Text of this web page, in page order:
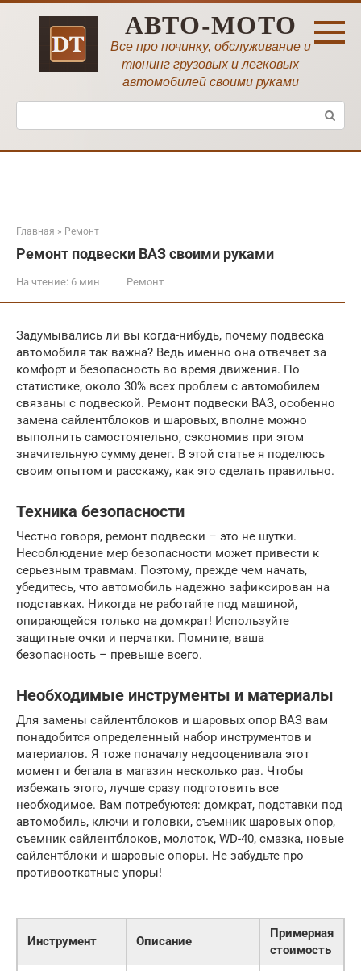
Перейти
АВТО-МОТО
Все про починку, обслуживание и
тюнинг грузовых и легковых
автомобилей своими руками
Поиск:
Главная » Ремонт
Ремонт подвески ВАЗ своими руками
На чтение: 6 мин Ремонт
Задумывались ли вы когда-нибудь, почему подвеска
автомобиля так важна? Ведь именно она отвечает за
комфорт и безопасность во время движения. По
статистике, около 30% всех проблем с автомобилем
связаны с подвеской. Ремонт подвески ВАЗ, особенно
замена сайлентблоков и шаровых, вполне можно
выполнить самостоятельно, сэкономив при этом
значительную сумму денег. В этой статье я поделюсь
своим опытом и расскажу, как это сделать правильно.
Техника безопасности
Честно говоря, ремонт подвески – это не шутки.
Несоблюдение мер безопасности может привести к
серьезным травмам. Поэтому, прежде чем начать,
убедитесь, что автомобиль надежно зафиксирован на
подставках. Никогда не работайте под машиной,
опирающейся только на домкрат! Используйте
защитные очки и перчатки. Помните, ваша
безопасность – превыше всего.
Необходимые инструменты и материалы
Для замены сайлентблоков и шаровых опор ВАЗ вам
понадобится определенный набор инструментов и
материалов. Я тоже поначалу недооценивала этот
момент и бегала в магазин несколько раз. Чтобы
избежать этого, лучше сразу подготовить все
необходимое. Вам потребуются: домкрат, подставки под
автомобиль, ключи и головки, съемник шаровых опор,
съемник сайлентблоков, молоток, WD-40, смазка, новые
сайлентблоки и шаровые опоры. Не забудьте про
противооткатные упоры!
Инструмент Описание
Примерная
стоимость